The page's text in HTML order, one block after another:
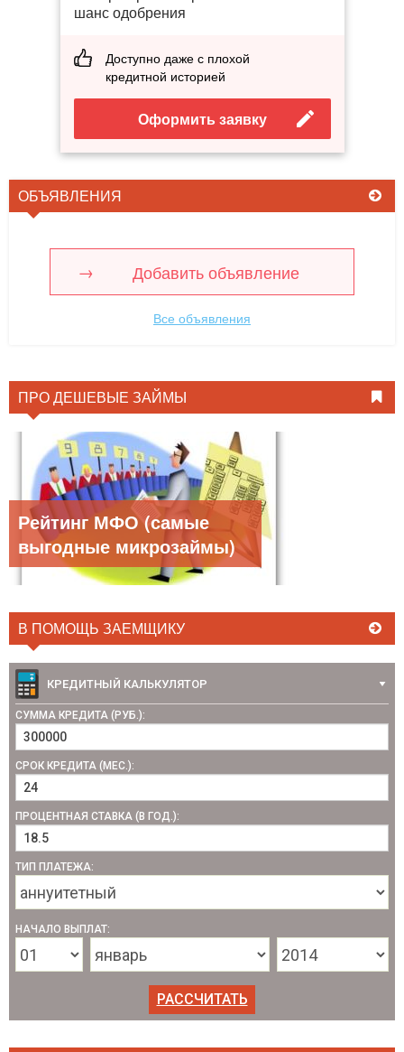
шанс одобрения
Доступно даже с плохой
кредитной историей
Оформить заявку
ОБЪЯВЛЕНИЯ
Добавить объявление
Все объявления
ПРО ДЕШЕВЫЕ ЗАЙМЫ
Рейтинг МФО (самые
выгодные микрозаймы)
В ПОМОЩЬ ЗАЕМЩИКУ
КРЕДИТНЫЙ КАЛЬКУЛЯТОР
СУММА КРЕДИТА (РУБ.):
СРОК КРЕДИТА (МЕС.):
ПРОЦЕНТНАЯ СТАВКА (В ГОД.):
ТИП ПЛАТЕЖА:
НАЧАЛО ВЫПЛАТ: